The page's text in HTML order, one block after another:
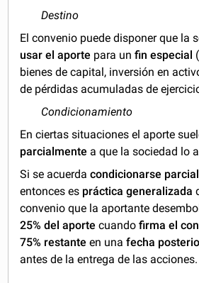
Destino
El convenio puede disponer que la
usar el aporte para unfin especial
bienes de capital, inversión en
de pérdidas acumuladas de
Condicionamiento
En ciertas situaciones el aporte
parcialmente a que la sociedad lo
Si se acuerdacondicionarse
entonces es práctica generalizada
convenio que la aportante
25% del aporte cuandofirma el
75% restante en unafecha
antes de la entrega de las acciones.